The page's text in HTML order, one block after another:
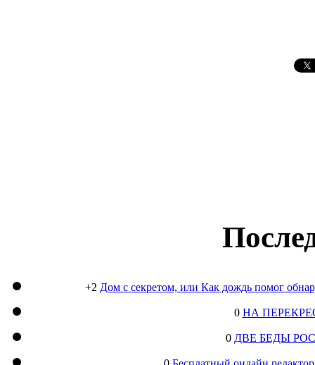
+2 Дом с секретом, или Как дождь помог
0 НА
0 ДВЕ БЕДЫ